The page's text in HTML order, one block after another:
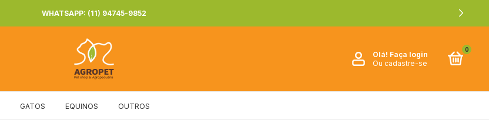
WHATSAPP: (11) 94745-9852
Olá! Faça login
Ou cadastre-se
0
GATOS EQUINOS OUTROS